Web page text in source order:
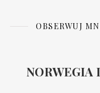
OBSERWUJ
NORWEGIA